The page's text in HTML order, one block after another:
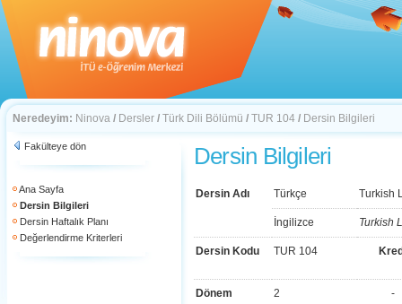
Neredeyim: Ninova / Dersler / Türk Dili Bölümü / TUR 104 / Dersin Bilgileri
Fakülteye dön
Ana Sayfa
Dersin Bilgileri
Dersin Haftalık Planı
Değerlendirme Kriterleri
Dersin Bilgileri
Dersin Adı Türkçe Turkish
İngilizce Turkish
Dersin Kodu TUR 104
Dönem 2 -